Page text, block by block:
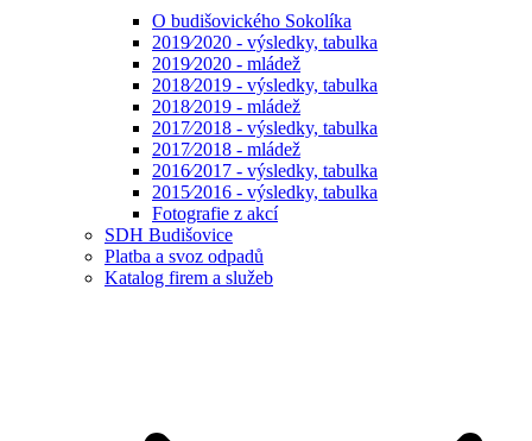
O budišovického Sokolíka
2019⁄2020 - výsledky, tabulka
2019⁄2020 - mládež
2018⁄2019 - výsledky, tabulka
2018⁄2019 - mládež
2017⁄2018 - výsledky, tabulka
2017⁄2018 - mládež
2016⁄2017 - výsledky, tabulka
2015⁄2016 - výsledky, tabulka
Fotografie z akcí
SDH Budišovice
Platba a svoz odpadů
Katalog firem a služeb